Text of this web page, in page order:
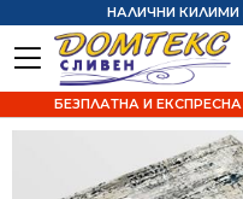
НАЛИЧНИ КИЛИМИ
БЕЗПЛАТНА И